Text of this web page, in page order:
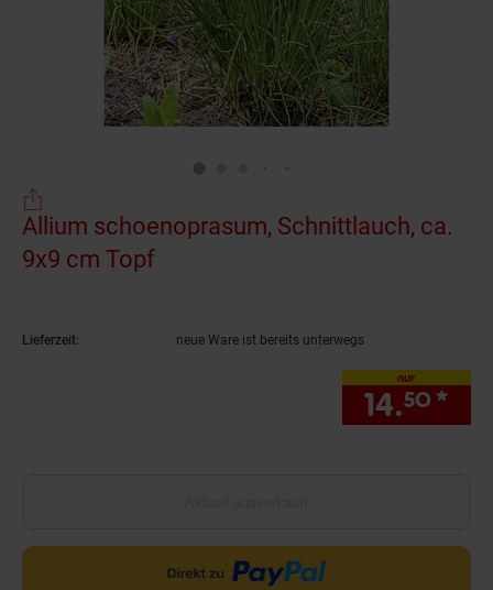
Allium schoenoprasum, Schnittlauch, ca.
9x9 cm Topf
Lieferzeit: neue Ware ist bereits unterwegs
nur
14.50 *